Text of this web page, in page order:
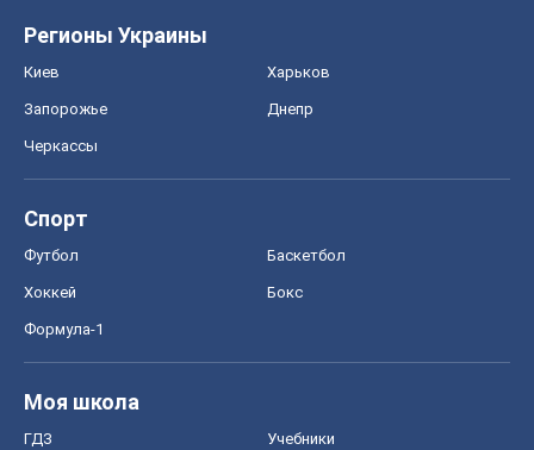
Регионы Украины
Киев Харьков
Запорожье Днепр
Черкассы
Спорт
Футбол Баскетбол
Хоккей Бокс
Формула-1
Моя школа
ГДЗ Учебники